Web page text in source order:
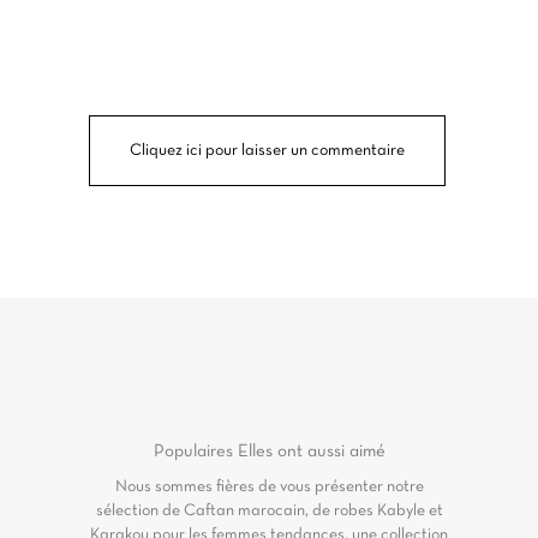
Cliquez ici pour laisser un commentaire
Populaires Elles ont aussi aimé
Nous sommes fières de vous présenter notre
sélection de Caftan marocain, de robes Kabyle et
Karakou pour les femmes tendances, une collection